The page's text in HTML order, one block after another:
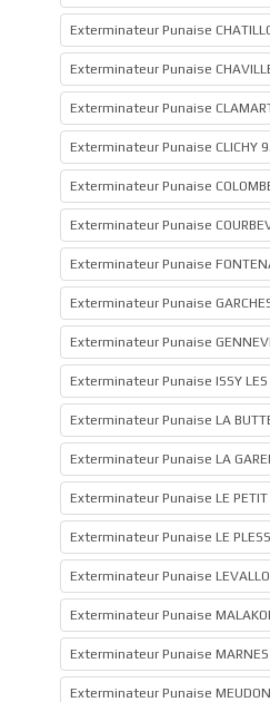
Exterminateur Punaise
Exterminateur Punaise
Exterminateur Punaise
Exterminateur Punaise CLICHY
Exterminateur Punaise
Exterminateur Punaise
Exterminateur Punaise
Exterminateur Punaise
Exterminateur Punaise
Exterminateur Punaise ISSY LES
Exterminateur Punaise LA
Exterminateur Punaise LA
Exterminateur Punaise LE PETIT
Exterminateur Punaise LE
Exterminateur Punaise
Exterminateur Punaise
Exterminateur Punaise MARNES
Exterminateur Punaise